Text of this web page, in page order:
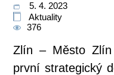
5. 4. 2023
Aktuality
376
Zlín – Město
první strategický